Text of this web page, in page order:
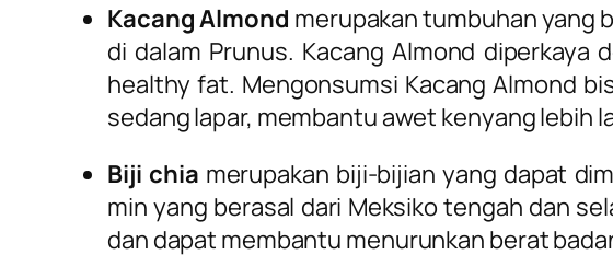
Kacang Almond merupakan tumbuhan yang
di dalam Prunus. Kacang Almond
healthy fat. Mengonsumsi Kacang Almond
sedang lapar, membantu awet kenyang lebih
Biji chia merupakan biji-bijian yang dapat
min yang berasal dari Meksiko tengah dan
dan dapat membantu menurunkan berat